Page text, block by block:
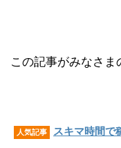
この記事がみなさま
人気記事
スキマ時間で